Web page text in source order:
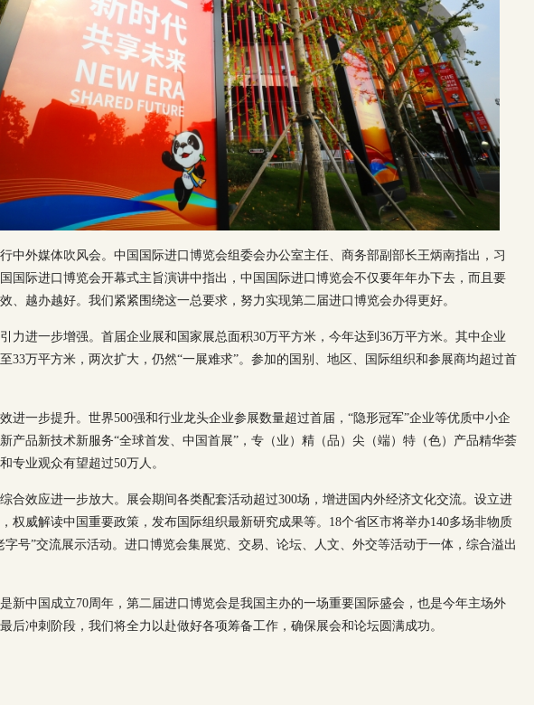
中外媒体吹风会。中国国际进口博览会组委会办公室主任、商务部副部长王炳南指出，习
国际进口博览会开幕式主旨演讲中指出，中国国际进口博览会不仅要年年办下去，而且要
、越办越好。我们紧紧围绕这一总要求，努力实现第二届进口博览会办得更好。
力进一步增强。首届企业展和国家展总面积30万平方米，今年达到36万平方米。其中企业
33万平方米，两次扩大，仍然“一展难求”。参加的国别、地区、国际组织和参展商均超过首
进一步提升。世界500强和行业龙头企业参展数量超过首届，“隐形冠军”企业等优质中小企
产品新技术新服务“全球首发、中国首展”，专（业）精（品）尖（端）特（色）产品精华荟
专业观众有望超过50万人。
合效应进一步放大。展会期间各类配套活动超过300场，增进国内外经济文化交流。设立进
权威解读中国重要政策，发布国际组织最新研究成果等。18个省区市将举办140多场非物质
字号”交流展示活动。进口博览会集展览、交易、论坛、人文、外交等活动于一体，综合溢出
新中国成立70周年，第二届进口博览会是我国主办的一场重要国际盛会，也是今年主场外
后冲刺阶段，我们将全力以赴做好各项筹备工作，确保展会和论坛圆满成功。